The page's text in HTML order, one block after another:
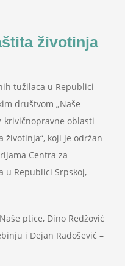
životinja
tužilaca u Republici
društvom „Naše
krivičnopravne oblasti
životinja“, koji je održan
Centra za
u Republici Srpskoj,
ptice, Dino Redžović
i Dejan Radošević –